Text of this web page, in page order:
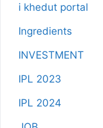
i khedut portal
Ingredients
INVESTMENT
IPL 2023
IPL 2024